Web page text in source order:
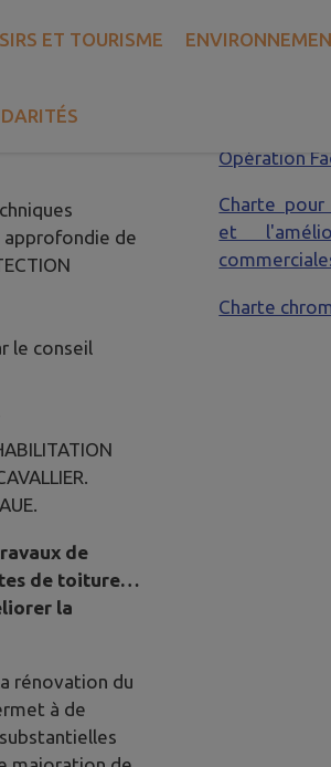
ET TOURISME
de
le conseil
de
de toiture…
la
rénovation du
à de
Opération
Charte
et
Charte